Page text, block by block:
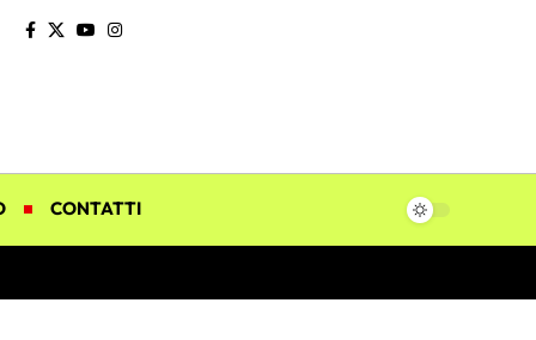
CONTATTI